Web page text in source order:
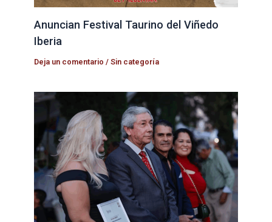
Anuncian Festival Taurino del Viñedo
Iberia
Deja un comentario /Sin categoría